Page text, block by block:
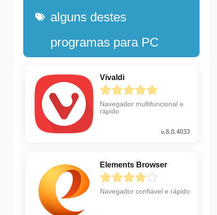
alguns destes
programas para PC
Vivaldi
Navegador multifuncional e
rápido
v.8.0.4033
Elements Browser
Navegador confiável e rápido